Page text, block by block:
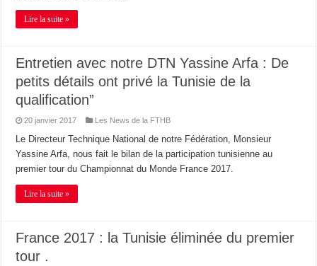
Lire la suite »
Entretien avec notre DTN Yassine Arfa : De
petits détails ont privé la Tunisie de la
qualification”
20 janvier 2017 Les News de la FTHB
Le Directeur Technique National de notre Fédération, Monsieur
Yassine Arfa, nous fait le bilan de la participation tunisienne au
premier tour du Championnat du Monde France 2017.
Lire la suite »
France 2017 : la Tunisie éliminée du premier
tour .